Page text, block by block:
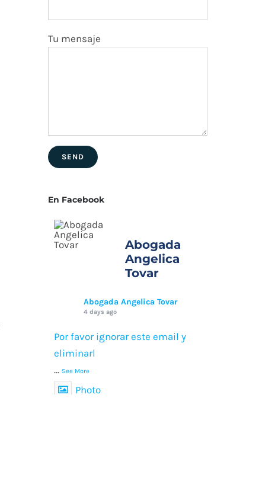
Tu mensaje
En Facebook
Abogada
Angelica
Tovar
Abogada Angelica Tovar
4 days ago
Por favor ignorar este email y
eliminarl
... See More
Photo